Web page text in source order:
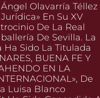
Olavarría Téllez
En Su XV
De La Real
De Sevilla. La
Ha Sido La Titulada
BUENA FE Y
EN LA
De
Luisa Blanco